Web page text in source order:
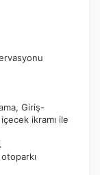
için
devam
Giriş-
ikramı ile